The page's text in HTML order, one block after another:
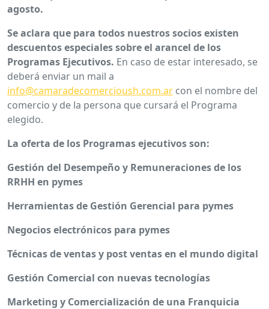
agosto.
Se aclara que para todos nuestros socios existen
descuentos especiales sobre el arancel de los
Programas Ejecutivos. En caso de estar interesado, se
deberá enviar un mail a
info@camaradecomercioush.com.ar con el nombre del
comercio y de la persona que cursará el Programa
elegido.
La oferta de los Programas ejecutivos son:
Gestión del Desempeño y Remuneraciones de los
RRHH en pymes
Herramientas de Gestión Gerencial para pymes
Negocios electrónicos para pymes
Técnicas de ventas y post ventas en el mundo digital
Gestión Comercial con nuevas tecnologías
Marketing y Comercialización de una Franquicia